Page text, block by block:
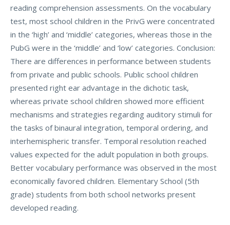
reading comprehension assessments. On the vocabulary
test, most school children in the PrivG were concentrated
in the ‘high’ and ‘middle’ categories, whereas those in the
PubG were in the ‘middle’ and ‘low’ categories. Conclusion:
There are differences in performance between students
from private and public schools. Public school children
presented right ear advantage in the dichotic task,
whereas private school children showed more efficient
mechanisms and strategies regarding auditory stimuli for
the tasks of binaural integration, temporal ordering, and
interhemispheric transfer. Temporal resolution reached
values expected for the adult population in both groups.
Better vocabulary performance was observed in the most
economically favored children. Elementary School (5th
grade) students from both school networks present
developed reading.